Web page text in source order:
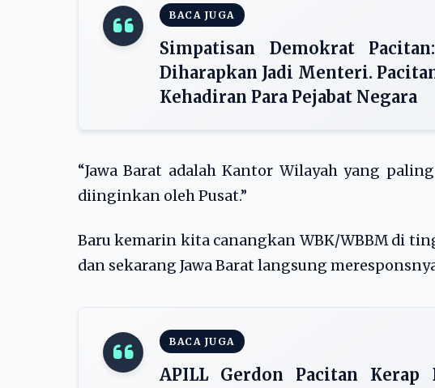
BACA JUGA
Simpatisan Demokrat
Diharapkan Jadi Menteri.
Kehadiran Para Pejabat Negara
“Jawa Barat adalah Kantor Wilayah yang
diinginkan oleh Pusat.”
Baru kemarin kita canangkan WBK/WBBM di
dan sekarang Jawa Barat langsung
BACA JUGA
APILL Gerdon Pacitan